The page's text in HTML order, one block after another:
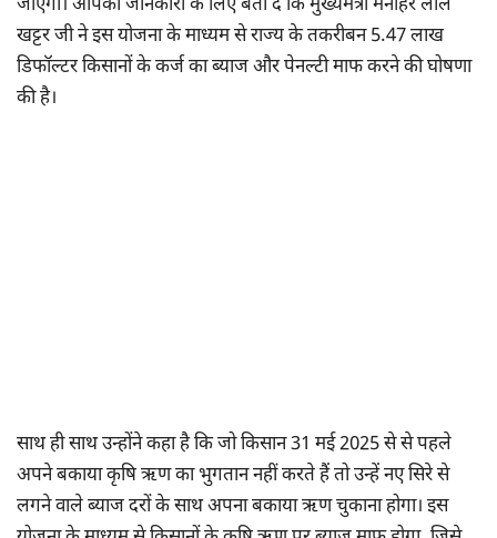
जाएगा। आपकी जानकारी के लिए बता दें कि मुख्यमंत्री मनोहर लाल
खट्टर जी ने इस योजना के माध्यम से राज्य के तकरीबन 5.47 लाख
डिफॉल्टर किसानों के कर्ज का ब्याज और पेनल्टी माफ करने की घोषणा
की है।
साथ ही साथ उन्होंने कहा है कि जो किसान 31 मई 2025 से से पहले
अपने बकाया कृषि ऋण का भुगतान नहीं करते हैं तो उन्हें नए सिरे से
लगने वाले ब्याज दरों के साथ अपना बकाया ऋण चुकाना होगा। इस